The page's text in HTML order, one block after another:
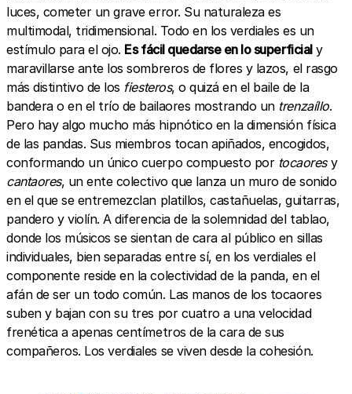
luces, cometer un grave error. Su naturaleza es
multimodal, tridimensional. Todo en los verdiales es un
estímulo para el ojo. Es fácil quedarse en lo superficialy
maravillarse ante los sombreros de flores y lazos, el rasgo
más distintivo de los fiesteros, o quizá en el baile de la
bandera o en el trío de bailaores mostrando un trenzaíllo.
Pero hay algo mucho más hipnótico en la dimensión física
de las pandas. Sus miembros tocan apiñados, encogidos,
conformando un único cuerpo compuesto por tocaoresy
cantaores, un ente colectivo que lanza un muro de sonido
en el que se entremezclan platillos, castañuelas, guitarras,
pandero y violín. A diferencia de la solemnidad del tablao,
donde los músicos se sientan de cara al público en sillas
individuales, bien separadas entre sí, en los verdiales el
componente reside en la colectividad de la panda, en el
afán de ser un todo común. Las manos de los tocaores
suben y bajan con su tres por cuatro a una velocidad
frenética a apenas centímetros de la cara de sus
compañeros. Los verdiales se viven desde la cohesión.